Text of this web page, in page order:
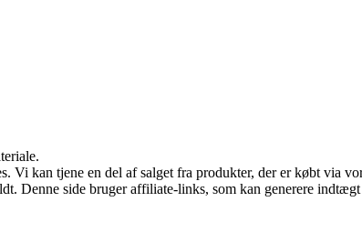
Vi kan tjene en del af salget fra produkter, der er købt via
Denne side bruger affiliate-links, som kan generere